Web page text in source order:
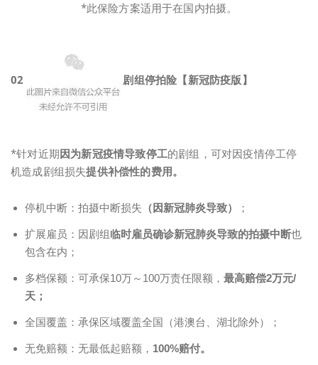
*此保险方案适用于在国内拍摄。
02 剧组停拍险【新冠防疫版】
*针对近期因为新冠疫情导致停工的剧组，可对因疫情停工停
机造成剧组损失提供补偿性的费用。
停机中断：拍摄中断损失 （因新冠肺炎导致） ；
扩展雇员：因剧组临时雇员确诊新冠肺炎导致的拍摄中断也
包含在内；
多档保额：可承保10万～100万责任限额， 最高赔偿2万元/
天；
全国覆盖：承保区域覆盖全国（港澳台、湖北除外）；
无免赔额：无最低起赔额， 100%赔付。